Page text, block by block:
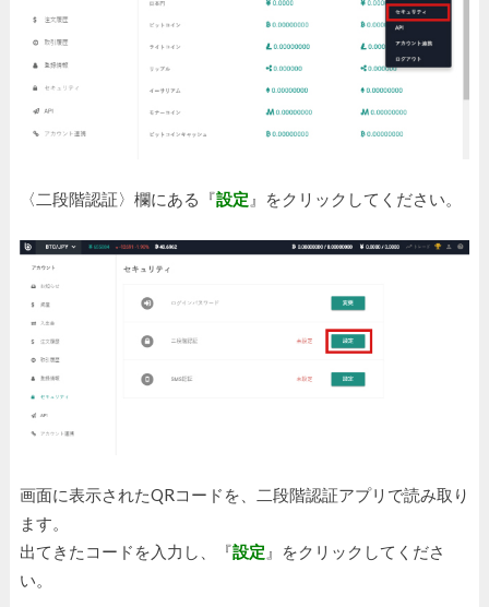
〈二段階認証〉欄にある『設定 』をクリックしてください。
画面に表示されたQRコードを、二段階認証アプリで読み取り
ます。
出てきたコードを入力し、『設定 』をクリックしてくださ
い。